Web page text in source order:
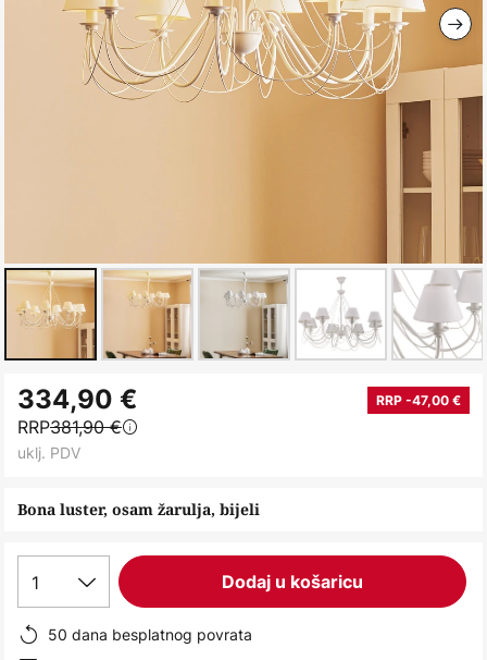
to
the
beginning
the
Bona luster, osam žarulja, bijeli
334,90 € RRP -47,00 €
RRP381,90 €
uklj. PDV
1 Dodaj u košaricu
50 dana besplatnog povrata